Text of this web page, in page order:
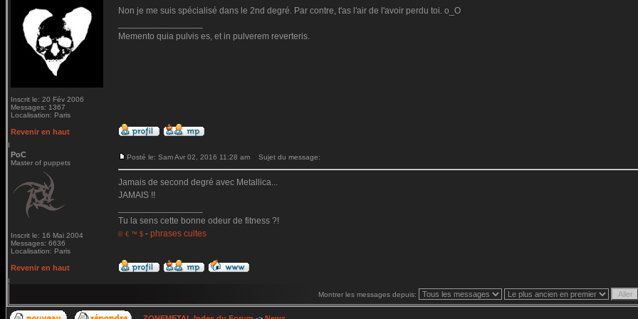
Inscrit le: 20 Fév 2006
Messages: 1367
Localisation: Paris
Non je me suis spécialisé dans le 2nd degré. Par contre, t'as l'air de l'avoir perdu toi. o_O
Memento quia pulvis es, et in pulverem reverteris.
Revenir en haut
PoC
Master of puppets
Inscrit le: 16 Mai 2004
Messages: 6636
Localisation: Paris
Posté le: Sam Avr 02, 2016 11:28 am Sujet du message:
Jamais de second degré avec Metallica...
JAMAIS !!
Tu la sens cette bonne odeur de fitness ?!
© € ™ $ - phrases cultes
Revenir en haut
Montrer les messages depuis: